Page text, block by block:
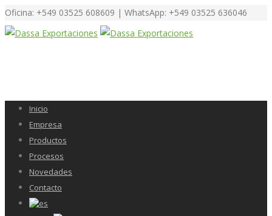
Oficina: +549 03525 608609 | WhatsApp: +549 03525 636046
Inicio
Empresa
Productos
Procesos
Novedades
Contacto